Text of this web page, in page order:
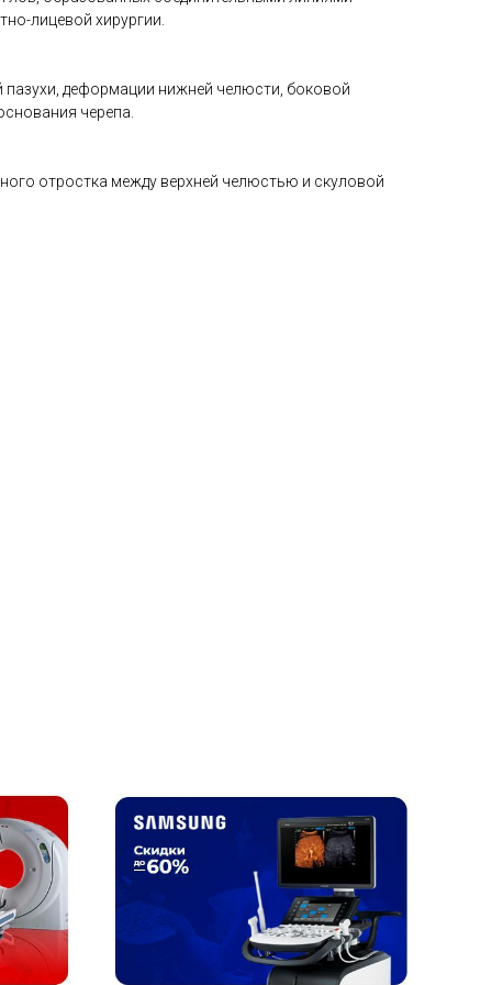
лицевой хирургии.
деформации нижней челюсти, боковой
черепа.
отростка между верхней челюстью и скуловой